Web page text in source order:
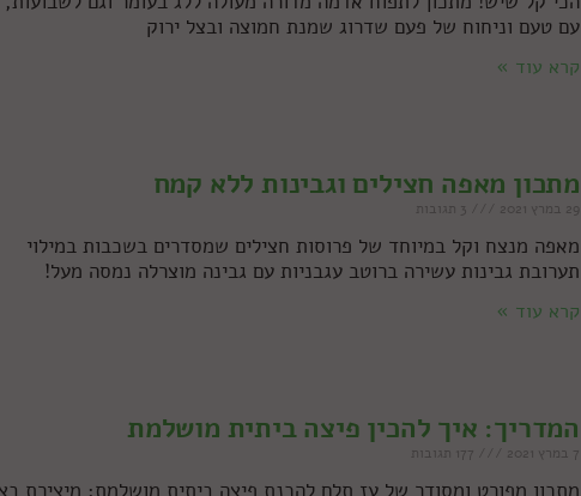
עם טעם וניחוח של פעם שדרוג שמנת חמוצה ובצל ירוק
קרא עוד »
מתכון מאפה חצילים וגבינות ללא קמח
29 במרץ 2021
מאפה מנצח וקל במיוחד של פרוסות חצילים שמסדרים בשכבות במילוי
תערובת גבינות עשירה ברוטב עגבניות עם גבינה מוצרלה נמסה מעל!
קרא עוד »
המדריך: איך להכין פיצה ביתית מושלמת
7 במרץ 2021
מתכון מפורט ומסודר של עז תלם להכנת פיצה ביתית מושלמת: מיצירת